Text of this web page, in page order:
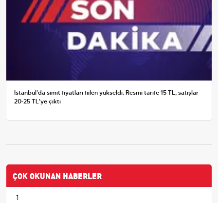
İstanbul'da simit fiyatları fiilen yükseldi: Resmi tarife 15 TL, satışlar
20-25 TL'ye çıktı
ÇOK OKUNAN HABERLER
1